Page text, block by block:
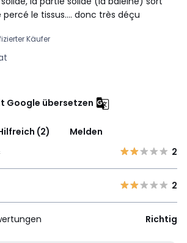
le tissus.... donc très déçu
Käufer
Google übersetzen
(2)
Melden
2
2
Richtig